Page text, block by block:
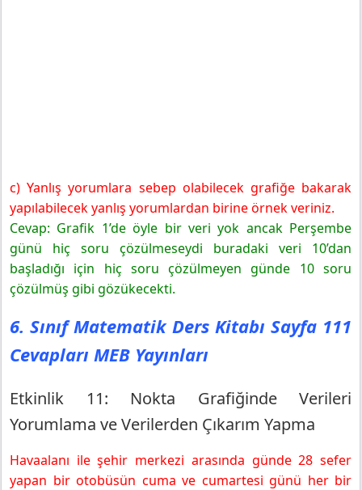
c) Yanlış yorumlara sebep olabilecek grafiğe bakarak
yapılabilecek yanlış yorumlardan birine örnek veriniz.
Cevap: Grafik 1’de öyle bir veri yok ancak Perşembe
günü hiç soru çözülmeseydi buradaki veri 10’dan
başladığı için hiç soru çözülmeyen günde 10 soru
çözülmüş gibi gözükecekti.
6. Sınıf Matematik Ders Kitabı Sayfa 111
Cevapları MEB Yayınları
Etkinlik 11: Nokta Grafiğinde Verileri
Yorumlama ve Verilerden Çıkarım Yapma
Havaalanı ile şehir merkezi arasında günde 28 sefer
yapan bir otobüsün cuma ve cumartesi günü her bir